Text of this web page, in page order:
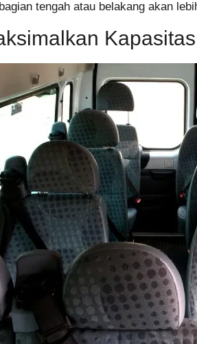
tengah atau belakang akan